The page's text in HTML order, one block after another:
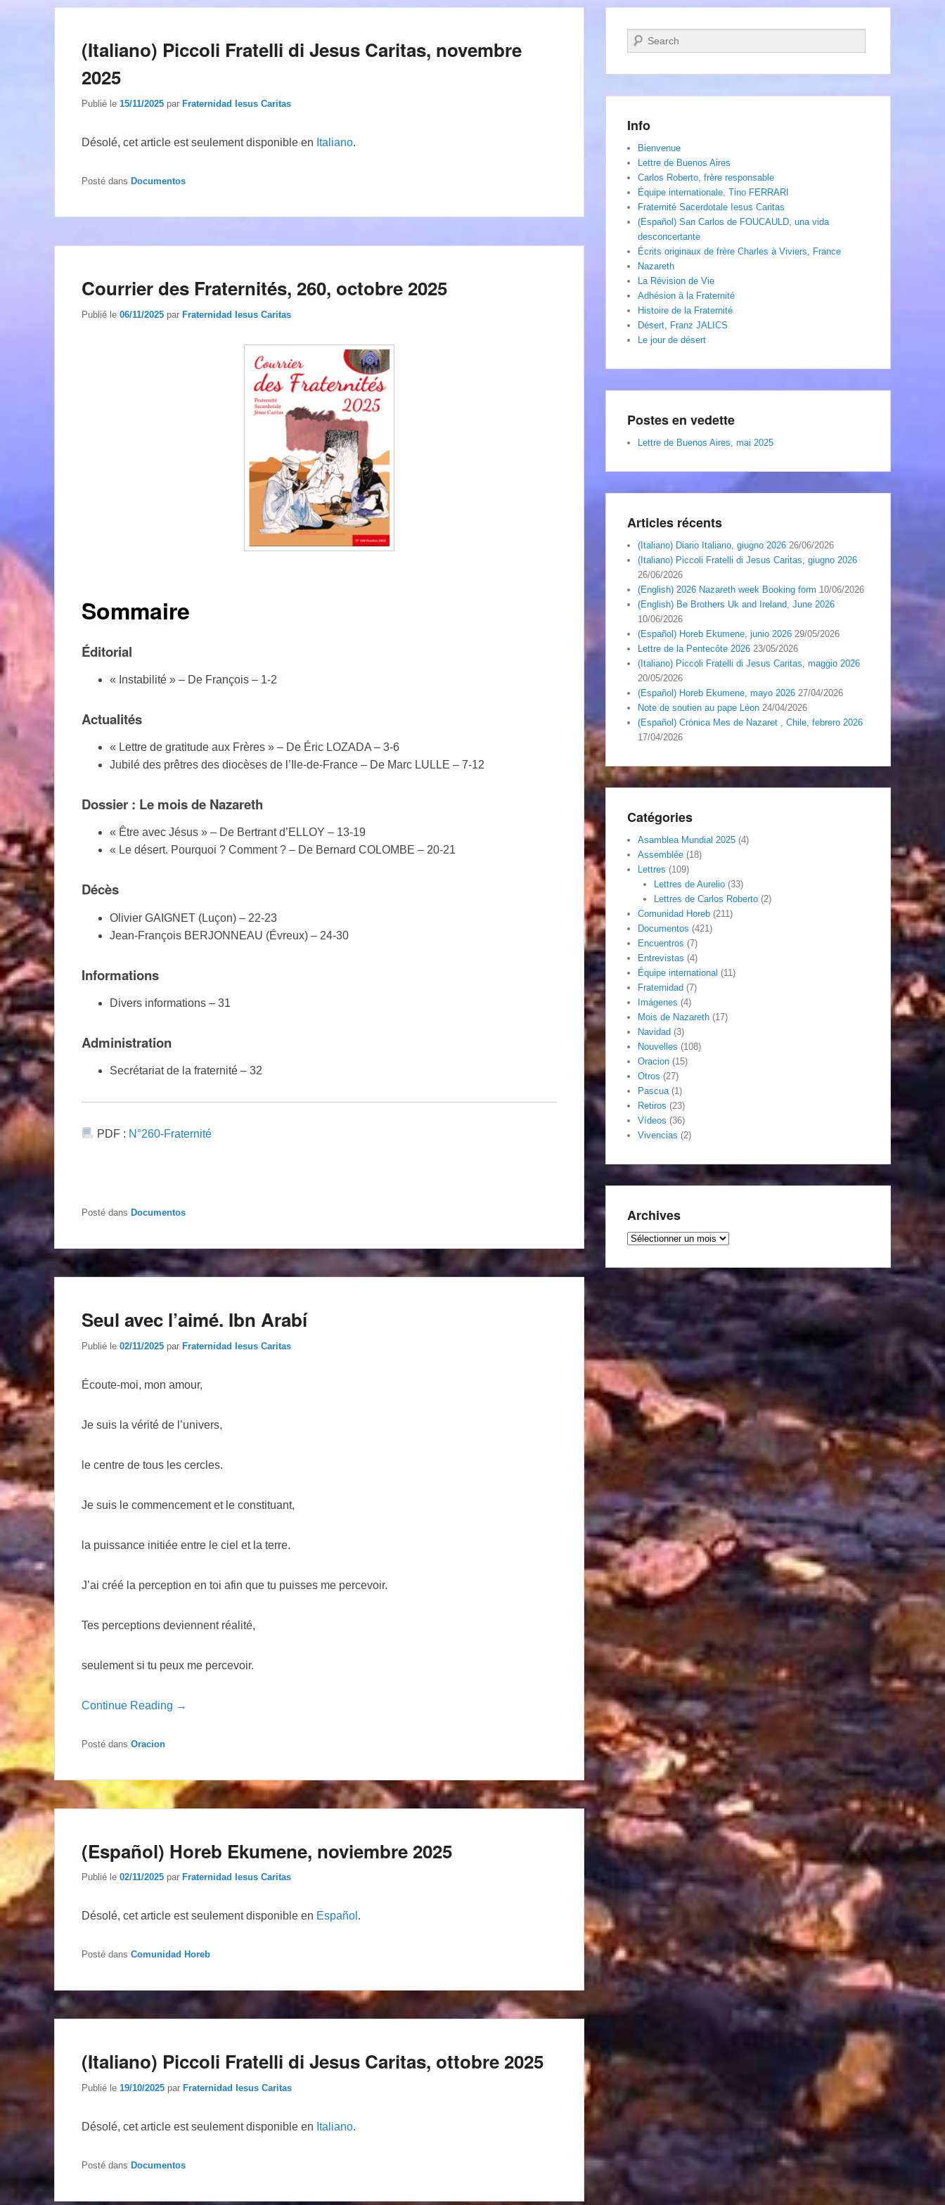
(Italiano) Piccoli Fratelli di Jesus Caritas, novembre
2025
Publié le 15/11/2025 par Fraternidad Iesus Caritas
Désolé, cet article est seulement disponible en Italiano.
Posté dans Documentos
Courrier des Fraternités, 260, octobre 2025
Publié le 06/11/2025 par Fraternidad Iesus Caritas
Sommaire
Éditorial
« Instabilité » – De François – 1-2
Actualités
« Lettre de gratitude aux Frères » – De Éric LOZADA – 3-6
Jubilé des prêtres des diocèses de l’Ile-de-France – De Marc LULLE – 7-12
Dossier : Le mois de Nazareth
« Être avec Jésus » – De Bertrant d’ELLOY – 13-19
« Le désert. Pourquoi ? Comment ? – De Bernard COLOMBE – 20-21
Décès
Olivier GAIGNET (Luçon) – 22-23
Jean-François BERJONNEAU (Évreux) – 24-30
Informations
Divers informations – 31
Administration
Secrétariat de la fraternité – 32
PDF : N°260-Fraternité
Posté dans Documentos
Seul avec l’aimé. Ibn Arabí
Publié le 02/11/2025 par Fraternidad Iesus Caritas
Écoute-moi, mon amour,
Je suis la vérité de l’univers,
le centre de tous les cercles.
Je suis le commencement et le constituant,
la puissance initiée entre le ciel et la terre.
J’ai créé la perception en toi afin que tu puisses me percevoir.
Tes perceptions deviennent réalité,
seulement si tu peux me percevoir.
Continue Reading →
Posté dans Oracion
(Español) Horeb Ekumene, noviembre 2025
Publié le 02/11/2025 par Fraternidad Iesus Caritas
Désolé, cet article est seulement disponible en Español .
Posté dans Comunidad Horeb
(Italiano) Piccoli Fratelli di Jesus Caritas, ottobre 2025
Publié le 19/10/2025 par Fraternidad Iesus Caritas
Désolé, cet article est seulement disponible en Italiano.
Posté dans Documentos
Recherche
Info
Bienvenue
Lettre de Buenos Aires
Carlos Roberto, frère responsable
Équipe internationale. Tino FERRARI
Fraternité Sacerdotale Iesus Caritas
(Español) San Carlos de FOUCAULD, una vida
desconcertante
Écrits originaux de frère Charles à Viviers, France
Nazareth
La Révision de Vie
Adhésion à la Fraternité
Histoire de la Fraternité
Désert, Franz JALICS
Le jour de désert
Postes en vedette
Lettre de Buenos Aires, mai 2025
Articles récents
(Italiano) Diario Italiano, giugno 2026 26/06/2026
(Italiano) Piccoli Fratelli di Jesus Caritas, giugno 2026
26/06/2026
(English) 2026 Nazareth week Booking form 10/06/2026
(English) Be Brothers Uk and Ireland, June 2026
10/06/2026
(Español) Horeb Ekumene, junio 2026 29/05/2026
Lettre de la Pentecôte 2026 23/05/2026
(Italiano) Piccoli Fratelli di Jesus Caritas, maggio 2026
20/05/2026
(Español) Horeb Ekumene, mayo 2026 27/04/2026
Note de soutien au pape Léon 24/04/2026
(Español) Crónica Mes de Nazaret , Chile, febrero 2026
17/04/2026
Catégories
Asamblea Mundial 2025 (4)
Assemblée (18)
Lettres (109)
Lettres de Aurelio(33)
Lettres de Carlos Roberto(2)
Comunidad Horeb (211)
Documentos (421)
Encuentros (7)
Entrevistas (4)
Équipe international (11)
Fraternidad (7)
Imágenes (4)
Mois de Nazareth (17)
Navidad (3)
Nouvelles (108)
Oracion (15)
Otros (27)
Pascua(1)
Retiros (23)
Vídeos (36)
Vivencias (2)
Archives
Archives